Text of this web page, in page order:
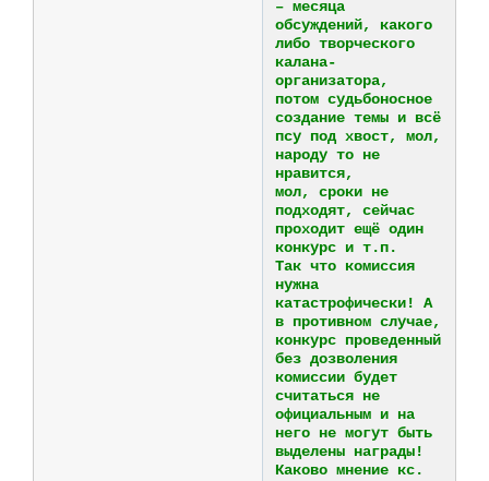
– месяца
обсуждений, какого
либо творческого
калана-
организатора,
потом судьбоносное
создание темы и всё
псу под хвост, мол,
народу то не
нравится,
мол, сроки не
подходят, сейчас
проходит ещё один
конкурс и т.п.
Так что комиссия
нужна
катастрофически! А
в противном случае,
конкурс проведенный
без дозволения
комиссии будет
считаться не
официальным и на
него не могут быть
выделены награды!
Каково мнение кс.